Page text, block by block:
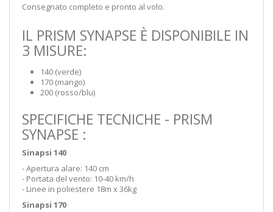
Consegnato completo e pronto al volo.
IL PRISM SYNAPSE È DISPONIBILE IN
3 MISURE:
140 (verde)
170 (mango)
200 (rosso/blu)
SPECIFICHE TECNICHE - PRISM
SYNAPSE :
Sinapsi 140
- Apertura alare: 140 cm
- Portata del vento: 10-40 km/h
- Linee in poliestere 18m x 36kg
Sinapsi 170